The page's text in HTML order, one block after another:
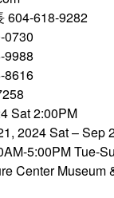
604-618-9282
0730
9988
8616
Sat 2:00PM
2024 Sat – Sep
5:00PM Tue-
Center Museum